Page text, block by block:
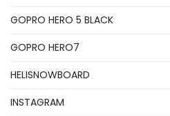
GOPRO HERO 5 BLACK
GOPRO HERO7
HELISNOWBOARD
INSTAGRAM